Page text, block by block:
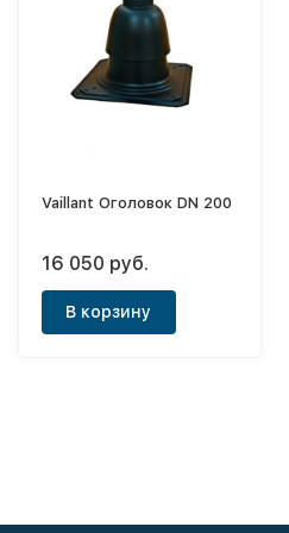
Vaillant Оголовок DN 200
16 050 руб.
В корзину